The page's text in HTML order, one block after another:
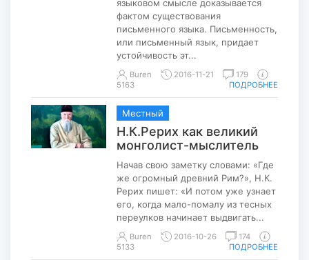
языковом смысле доказывается
фактом существования
письменного языка. Письменность,
или письменный язык, придает
устойчивость эт...
Buren 2016-11-21
179
5163
ПОДРОБНЕЕ
Местный
Н.К.Рерих как великий
монголист-мыслитель
Начав свою заметку словами: «Где
же огромный древний Рим?», Н.К.
Рерих пишет: «И потом уже узнает
его, когда мало-помалу из тесных
переулков начинает выдвигать...
Buren 2016-10-26
174
5133
ПОДРОБНЕЕ